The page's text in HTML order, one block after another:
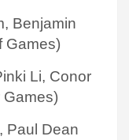
Benjamin
Games)
Li, Conor
Games)
Paul Dean